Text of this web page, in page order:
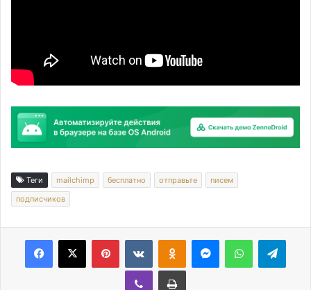
Теги mailchimp бесплатно отправьте
писем
подписчиков